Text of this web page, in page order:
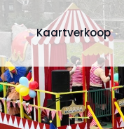
Kaartverkoop